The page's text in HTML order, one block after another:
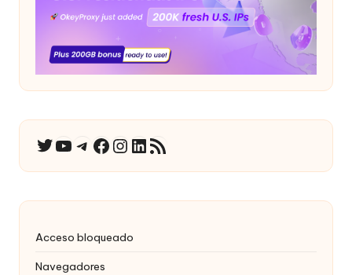
Twitter
YouTube
Telegrama
Facebook
Instagram
LinkedIn
Canal RSS
Acceso bloqueado
Navegadores